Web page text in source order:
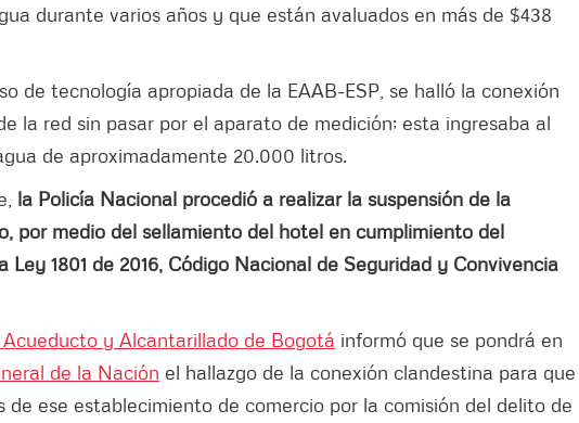
durante varios años y que están avaluados en más de $438
de tecnología apropiada de la EAAB-ESP, se halló la conexión
la red sin pasar por el aparato de medición; esta ingresaba al
de aproximadamente 20.000 litros.
la Policía Nacional procedió a realizar la suspensión de la
por medio del sellamiento del hotel en cumplimiento del
Ley 1801 de 2016, Código Nacional de Seguridad y Convivencia
Acueducto y Alcantarillado de Bogotá informó que se pondrá en
de la Nación el hallazgo de la conexión clandestina para que
de ese establecimiento de comercio por la comisión del delito de